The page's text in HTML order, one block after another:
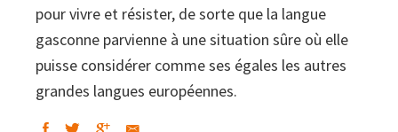
pour vivre et résister, de sorte que la langue
gasconne parvienne à une situation sûre où elle
puisse considérer comme ses égales les autres
grandes langues européennes.